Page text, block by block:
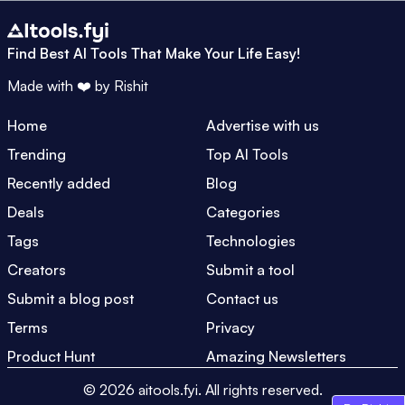
Find Best AI Tools That Make Your Life Easy!
Made with ❤️ by Rishit
Home
Advertise with us
Trending
Top AI Tools
Recently added
Blog
Deals
Categories
Tags
Technologies
Creators
Submit a tool
Submit a blog post
Contact us
Terms
Privacy
Product Hunt
Amazing Newsletters
© 2026 aitools.fyi. All rights reserved.